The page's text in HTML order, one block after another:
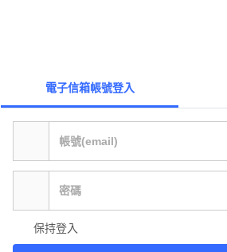
電子信箱帳號登入
保持登入